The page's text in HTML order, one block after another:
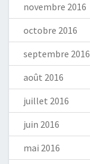
novembre 2016
octobre 2016
septembre 2016
août 2016
juillet 2016
juin 2016
mai 2016